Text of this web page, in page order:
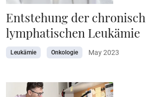
Entstehung der chronisch
lymphatischen Leukämie
Leukämie Onkologie May 2023